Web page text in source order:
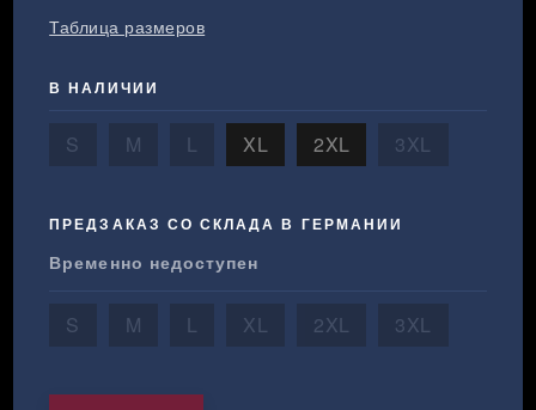
Таблица размеров
В НАЛИЧИИ
S M L XL 2XL 3XL
ПРЕДЗАКАЗ СО СКЛАДА В ГЕРМАНИИ
Временно недоступен
S M L XL 2XL 3XL